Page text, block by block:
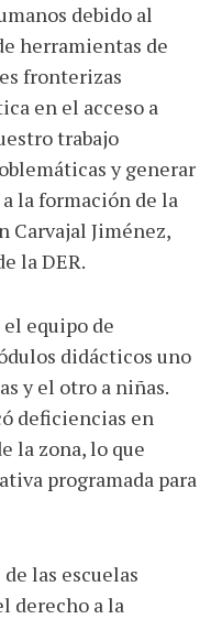
debido al
herramientas de
fronterizas
en el acceso a
trabajo
y generar
la formación de la
Carvajal Jiménez,
la DER.
equipo de
didácticos uno
y el otro a niñas.
deficiencias en
la zona, lo que
programada para
las escuelas
derecho a la